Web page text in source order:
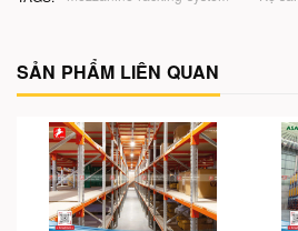
SẢN PHẨM LIÊN QUAN